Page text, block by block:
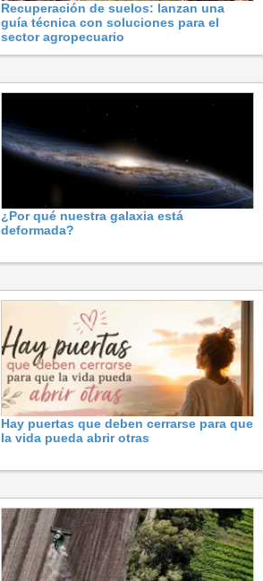
Recuperación de suelos: lanzan una
guía técnica con soluciones para el
sector agropecuario
¿Por qué nuestra galaxia está
deformada?
Hay puertas que deben cerrarse para que
la vida pueda abrir otras